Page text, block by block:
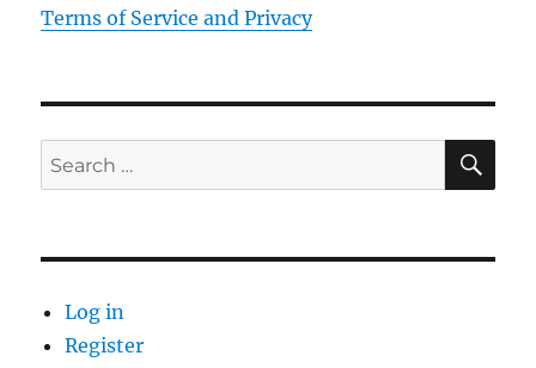
Terms of Service and Privacy
Search
for:
Log in
Register